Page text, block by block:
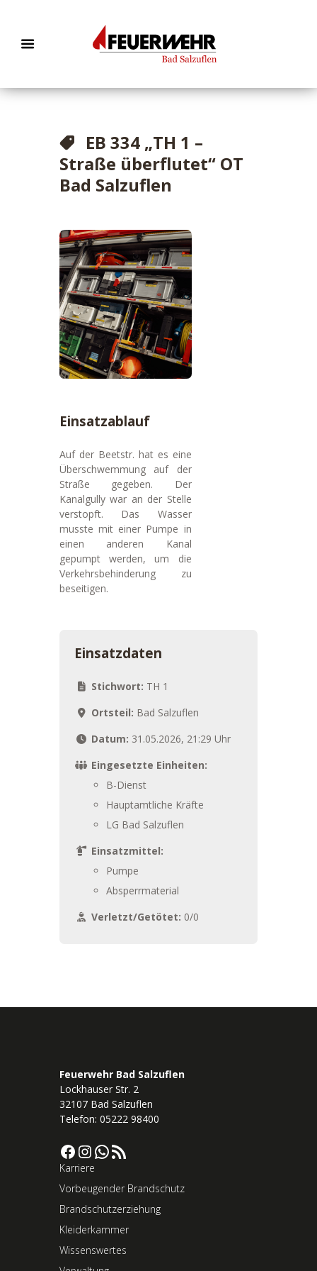
EB 334 „TH 1 –
Straße überflutet“ OT
Bad Salzuflen
Einsatzablauf
Auf der Beetstr. hat es eine
Überschwemmung auf der
Straße gegeben. Der
Kanalgully war an der Stelle
verstopft. Das Wasser
musste mit einer Pumpe in
einen anderen Kanal
gepumpt werden, um die
Verkehrsbehinderung zu
beseitigen.
Einsatzdaten
Stichwort: TH 1
Ortsteil: Bad Salzuflen
Datum: 31.05.2026, 21:29 Uhr
Eingesetzte Einheiten:
B-Dienst
Hauptamtliche Kräfte
LG Bad Salzuflen
Einsatzmittel:
Pumpe
Absperrmaterial
Verletzt/Getötet: 0/0
Feuerwehr Bad Salzuflen
Lockhauser Str. 2
32107 Bad Salzuflen
Telefon: 05222 98400
Facebook InstagramWhatsApp RSS-Feed
Karriere
Vorbeugender Brandschutz
Brandschutzerziehung
Kleiderkammer
Wissenswertes